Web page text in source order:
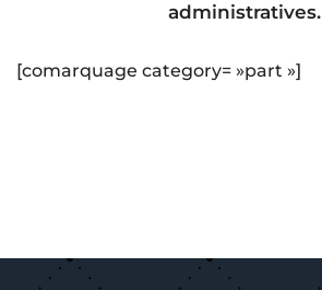
administratives.
[comarquage category= »part »]